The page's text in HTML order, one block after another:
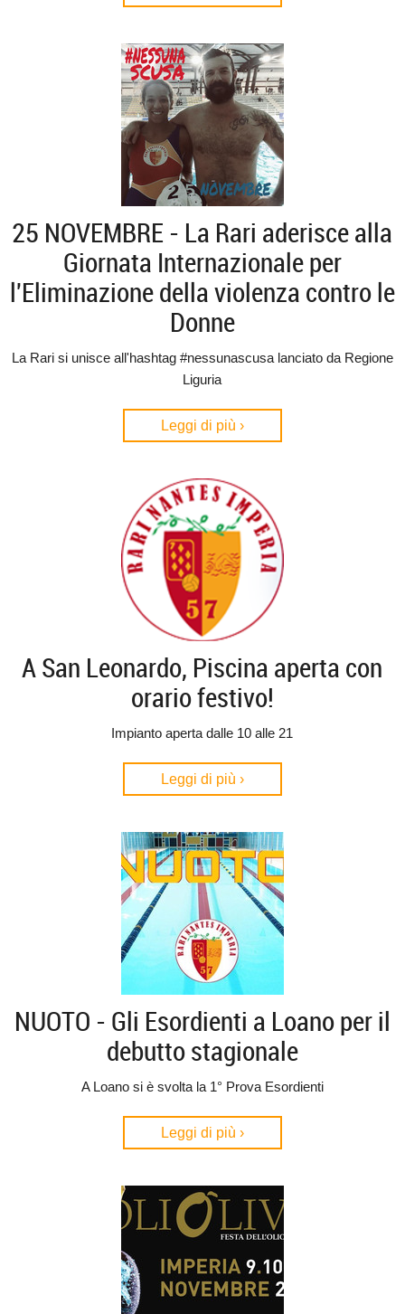
25 NOVEMBRE - La Rari aderisce alla
Giornata Internazionale per
l'Eliminazione della violenza contro le
Donne
La Rari si unisce all'hashtag #nessunascusa lanciato da Regione
Liguria
Leggi di più ›
A San Leonardo, Piscina aperta con
orario festivo!
Impianto aperta dalle 10 alle 21
Leggi di più ›
NUOTO - Gli Esordienti a Loano per il
debutto stagionale
A Loano si è svolta la 1° Prova Esordienti
Leggi di più ›